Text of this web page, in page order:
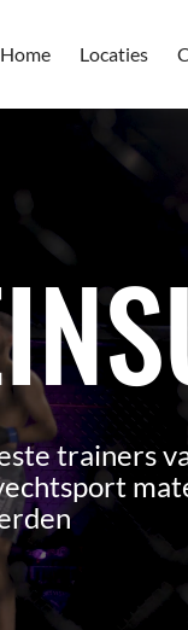
Home Locaties
trainers